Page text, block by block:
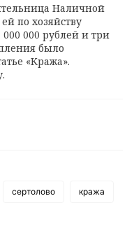
Наличной
по хозяйству
000 рублей и три
было
«Кража».
сертолово кража